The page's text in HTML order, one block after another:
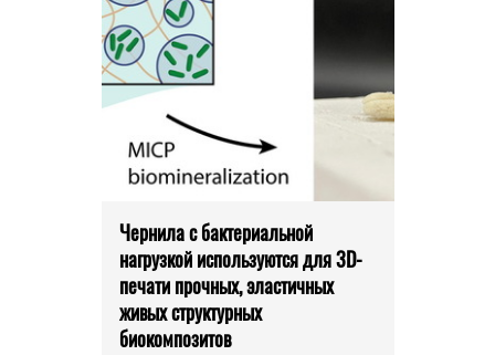
Чернила с бактериальной
нагрузкой используются для 3D-
печати прочных, эластичных
живых структурных
биокомпозитов